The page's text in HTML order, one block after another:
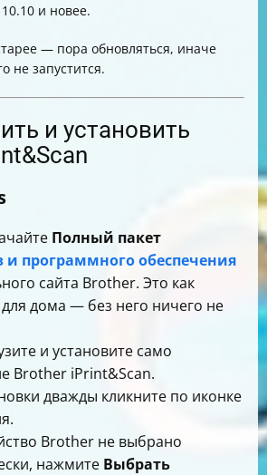
и новее.
— пора обновляться, иначе
не запустится.
и установить
Полный пакет
и программного обеспечения
сайта Brother. Это как
дома — без него ничего не
и установите само
Brother iPrint&Scan.
дважды кликните по иконке
Brother не выбрано
нажмите Выбрать